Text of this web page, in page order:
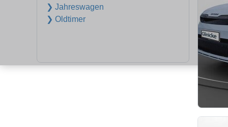
❯ Jahreswagen
❯ Oldtimer